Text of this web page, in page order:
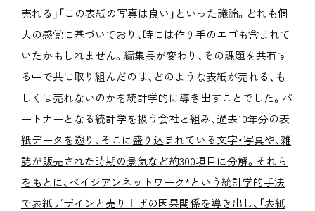
売れる」「この表紙の写真は良い」といった議論。どれも個
人の感覚に基づいており、時には作り手のエゴも含まれて
いたかもしれません。編集長が変わり、その課題を共有す
る中で共に取り組んだのは、どのような表紙が売れる、も
しくは売れないのかを統計学的に導き出すことでした。パ
ートナーとなる統計学を扱う会社と組み、 過去10年分の表
紙データを遡り、そこに盛り込まれている文字・写真や、雑
誌が販売された時期の景気など約300項目に分解。それら
をもとに、ベイジアンネットワーク*という統計学的手法
で表紙デザインと売り上げの因果関係を導き出し、「表紙